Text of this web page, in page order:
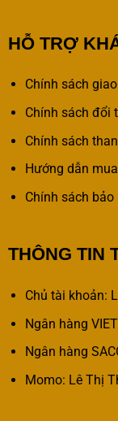
HỖ TRỢ
Chính sách
Chính sách đổi
Chính sách
Hướng dẫn
Chính sách bảo
THÔNG TIN
Chủ tài khoản:
Ngân hàng
Ngân hàng
Momo: Lê Thị